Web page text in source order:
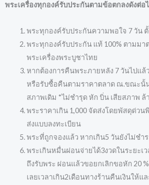
พระเครื่องทุกองค์รับประกันตามข้อตกลงดังต่อ
พระทุกองค์รับประกันความพอใจ 7 วัน
พระทุกองค์รับประกัน แท้ 100% ตามมา
พระเครื่องพระบูชาไทย
หากต้องการคืนพระภายหลัง 7 วันไปแล้
หรือรับซื้อคืนตามราคาตลาด ณ.ขณะนั้
สภาพเดิม *ไม่ชำรุด หัก บิ่น เสียสภาพ ล้
พระราคาเกิน 1,000 จัดส่งโดยพัสดุด่วน
ส่งแบบลงทะเบียน
พระที่ถูกจองแล้ว หากเกิน5 วันยังไม่ชำ
พระเกินหมื่นผ่อนจ่ายได้3งวดในระยะเ
ถึงรับพระ ผ่อนแล้วขอยกเลิกขอหัก 20
เลยเวลาเกิน2เดือนทางร้านคืนเงินให้แ